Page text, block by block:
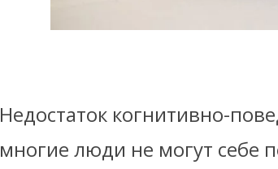
Недостаток когнитивно-
многие люди не могут себе